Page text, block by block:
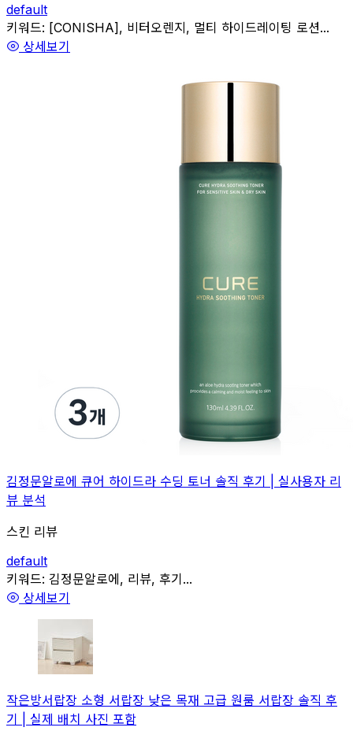
default
관련
키워드: [CONISHA], 비터오렌지, 멀티 하이드레이팅 로션...
상세보기
김정문알로에 큐어 하이드라 수딩 토너 솔직 후기 | 실사용자 리
뷰 분석
스킨 리뷰
default
관련
키워드: 김정문알로에, 리뷰, 후기...
상세보기
작은방서랍장 소형 서랍장 낮은 목재 고급 원룸 서랍장 솔직 후
기 | 실제 배치 사진 포함